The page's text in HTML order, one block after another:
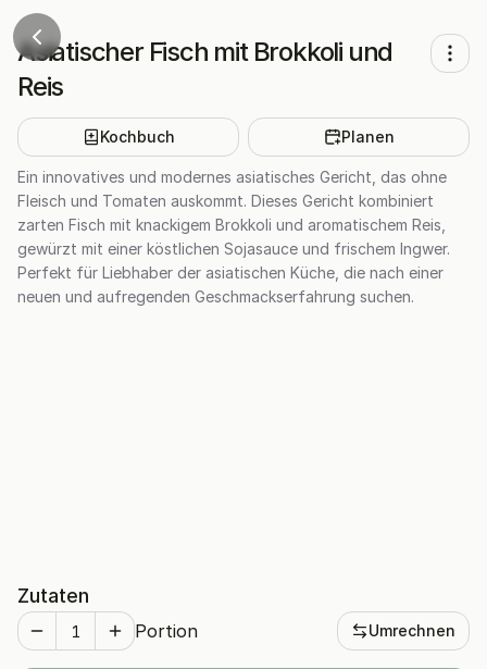
Asiatischer Fisch mit Brokkoli und
Reis
Kochbuch Planen
Ein innovatives und modernes asiatisches Gericht, das ohne
Fleisch und Tomaten auskommt. Dieses Gericht kombiniert
zarten Fisch mit knackigem Brokkoli und aromatischem Reis,
gewürzt mit einer köstlichen Sojasauce und frischem Ingwer.
Perfekt für Liebhaber der asiatischen Küche, die nach einer
neuen und aufregenden Geschmackserfahrung suchen.
Zutaten
Portion Umrechnen